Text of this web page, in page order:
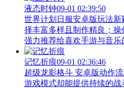
液态时钟09-01 02:39:50
世界计划日服安卓版玩法
择丰富多样且制作精良；操
强力推荐给喜欢手游与音乐
记忆折痕09-01 02:36:46
超级龙影格斗 安卓版动作
游戏模式却能提供持续的